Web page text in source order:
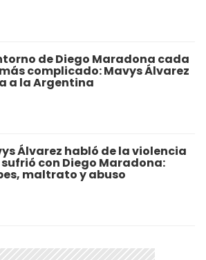
de Diego Maradona cada
complicado: Mavys Álvarez
a la Argentina
Álvarez habló de la violencia
con Diego Maradona:
maltrato y abuso